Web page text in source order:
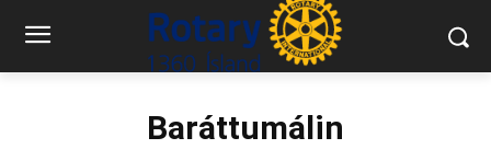
Baráttumálin